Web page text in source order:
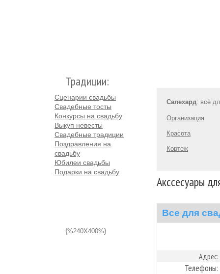
Традиции:
Сценарии свадьбы
Свадебные тосты
Конкурсы на свадьбу
Выкуп невесты
Свадебные традиции
Поздравления на
свадьбу
Юбилеи свадьбы
Подарки на свадьбу
{%240X400%}
Салехард: всё
Организация
Красота
Кортеж
Акссесуары
Все для
Адрес:
Телефоны: